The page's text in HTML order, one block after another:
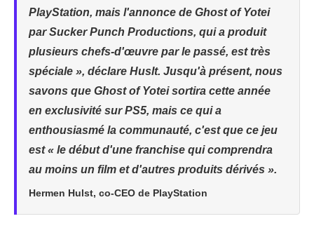
PlayStation, mais l'annonce de Ghost of Yotei
par Sucker Punch Productions, qui a produit
plusieurs chefs-d'œuvre par le passé, est très
spéciale », déclare Huslt. Jusqu'à présent, nous
savons que Ghost of Yotei sortira cette année
en exclusivité sur PS5, mais ce qui a
enthousiasmé la communauté, c'est que ce jeu
est « le début d'une franchise qui comprendra
au moins un film et d'autres produits dérivés ».
Hermen Hulst, co-CEO de PlayStation